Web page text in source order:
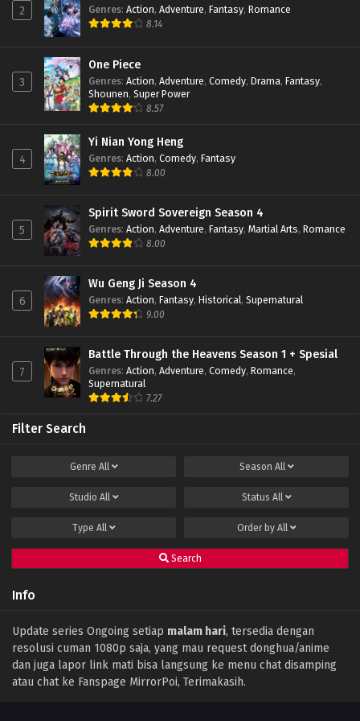
Eps 38 - November 30, 2022
Indonesia
Eps 37 - November 22, 2022
Swallowed Star Season 2 Episode 36 Subtitle
Eps 36 - November 16, 2022
Swallowed Star Season 2 Episode 35 Subtitle
Eps 35 - November 10, 2022
Swallowed Star Season 2 Episode 34 Subtitle
Swallowed Star Season 2 Episode 33 Subtitle
Indonesia
Swallowed Star Season 2 Episode 32 Subtitle
Indonesia
Eps 32 - October 19, 2022
Eps 31 - October 12, 2022
Swallowed Star Season 2 Episode 30 Subtitle
Eps 30 - October 7, 2022
Swallowed Star Season 2 Episode 29 Subtitle
Swallowed Star Season 2 Episode 28 Subtitle
Indonesia
Eps 28 - October 1, 2022
2 Genres: Action, Adventure, Fantasy, Romance
8.14
3
One Piece
Genres: Action, Adventure, Comedy, Drama, Fantasy,
Shounen, Super Power
8.57
4
Yi Nian Yong Heng
Genres: Action, Comedy, Fantasy
8.00
5
Spirit Sword Sovereign Season 4
Genres: Action, Adventure, Fantasy, Martial Arts, Romance
8.00
6
Wu Geng Ji Season 4
Genres: Action, Fantasy, Historical, Supernatural
9.00
7
Battle Through the Heavens Season 1 + Spesial
Genres: Action, Adventure, Comedy, Romance,
Supernatural
7.27
Filter Search
Genre All Season All
Studio All Status All
Type All Order by All
Search
Info
Update series Ongoing setiap malam hari, tersedia dengan
resolusi cuman 1080p saja, yang mau request donghua/anime
dan juga lapor link mati bisa langsung ke menu chat disamping
atau chat ke Fanspage MirrorPoi, Terimakasih.